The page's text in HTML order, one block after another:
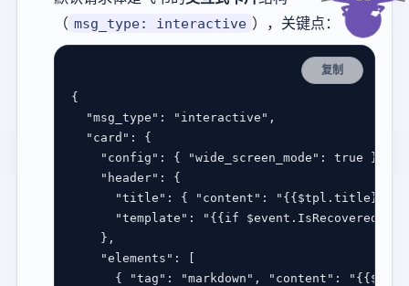
（ msg_type: interactive ），关键点：
复制
"msg_type" : "interactive"
"card"
"config" : { "wide_screen_mode" : true
"header"
"title" : { "content" : "{{$tpl.title}}"
"template" :
"{{if
"elements"
      {
"tag" : "markdown" , "content" :